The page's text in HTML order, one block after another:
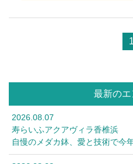
1
最新の
2026.08.07
寿らいふアクアヴィラ香椎浜
自慢のメダカ鉢、愛と技術で今